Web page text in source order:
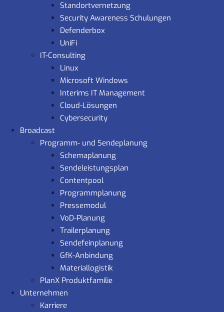
Standortvernetzung
Security Awareness Schulungen
Defenderbox
UniFi
IT-Consulting
Linux
Microsoft Windows
Interims IT Management
Cloud-Lösungen
Cybersecurity
Broadcast
Programm- und Sendeplanung
Schemaplanung
Sendeleistungsplan
Contentpool
Programmplanung
Pressemodul
VoD-Planung
Trailerplanung
Sendefeinplanung
GfK-Anbindung
Materiallogistik
PlanX Produktfamilie
Unternehmen
Karriere